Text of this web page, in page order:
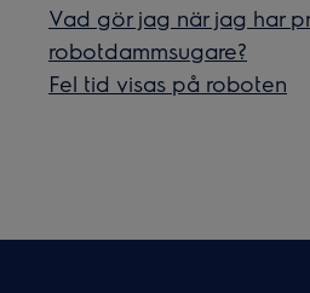
Vad gör jag när jag har
robotdammsugare?
Fel tid visas på roboten